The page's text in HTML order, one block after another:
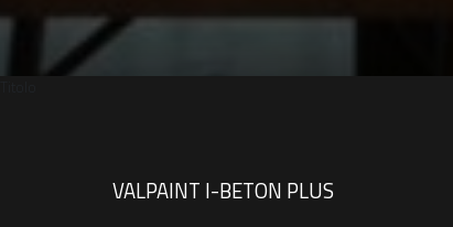
VALPAINT I-BETON PLUS